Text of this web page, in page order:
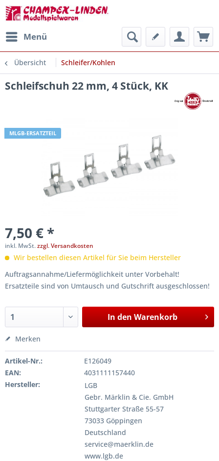
Menü
Übersicht Schleifer/Kohlen
Schleifschuh 22 mm, 4 Stück, KK
MLGB-ERSATZTEIL
7,50 € *
inkl. MwSt.zzgl. Versandkosten
Wir bestellen diesen Artikel für Sie beim Hersteller
Auftragsannahme/Liefermöglichkeit unter Vorbehalt!
Ersatzteile sind von Umtausch und Gutschrift ausgeschlossen!
In den Warenkorb
Merken
Artikel-Nr.:
E126049
EAN:
4031111157440
Hersteller:
LGB
Gebr. Märklin & Cie. GmbH
Stuttgarter Straße 55-57
73033 Göppingen
Deutschland
service@maerklin.de
www.lgb.de